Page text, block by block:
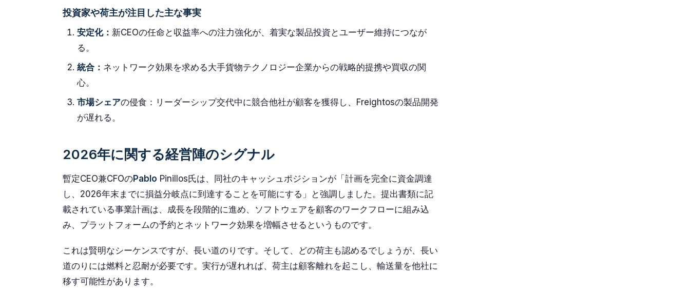
投資家や荷主が注目した主な事実
安定化： 新CEOの任命と収益率への注力強化が、着実な製品投資とユーザー維持につなが
る。
統合： ネットワーク効果を求める大手貨物テクノロジー企業からの戦略的提携や買収の関
心。
市場シェアの侵食：リーダーシップ交代中に競合他社が顧客を獲得し、Freightosの製品開発
が遅れる。
2026年に関する経営陣のシグナル
暫定CEO兼CFOのPablo Pinillos氏は、同社のキャッシュポジションが「計画を完全に資金調達
し、2026年末までに損益分岐点に到達することを可能にする」と強調しました。提出書類に記
載されている事業計画は、成長を段階的に進め、ソフトウェアを顧客のワークフローに組み込
み、プラットフォームの予約とネットワーク効果を増幅させるというものです。
これは賢明なシーケンスですが、長い道のりです。そして、どの荷主も認めるでしょうが、長い
道のりには燃料と忍耐が必要です。実行が遅れれば、荷主は顧客離れを起こし、輸送量を他社に
移す可能性があります。